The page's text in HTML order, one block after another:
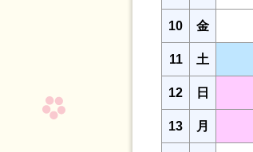
10 金
11 土
12 日
13 月